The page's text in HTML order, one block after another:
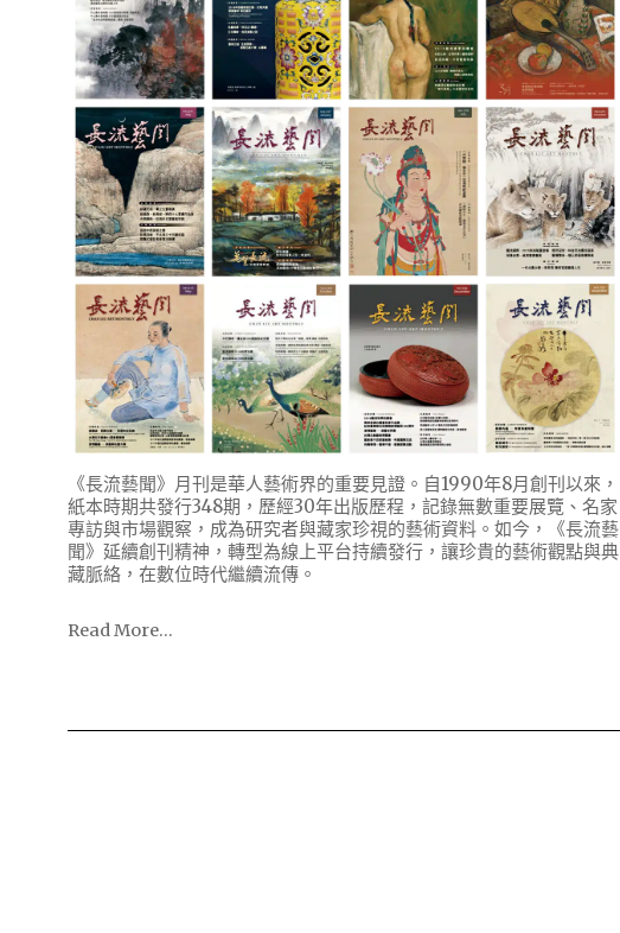
《長流藝聞》月刊是華人藝術界的重要見證。自1990年8月創刊以來，
紙本時期共發行348期，歷經30年出版歷程，記錄無數重要展覽、名家
專訪與市場觀察，成為研究者與藏家珍視的藝術資料。如今，《長流藝
聞》延續創刊精神，轉型為線上平台持續發行，讓珍貴的藝術觀點與典
藏脈絡，在數位時代繼續流傳。
Read More…